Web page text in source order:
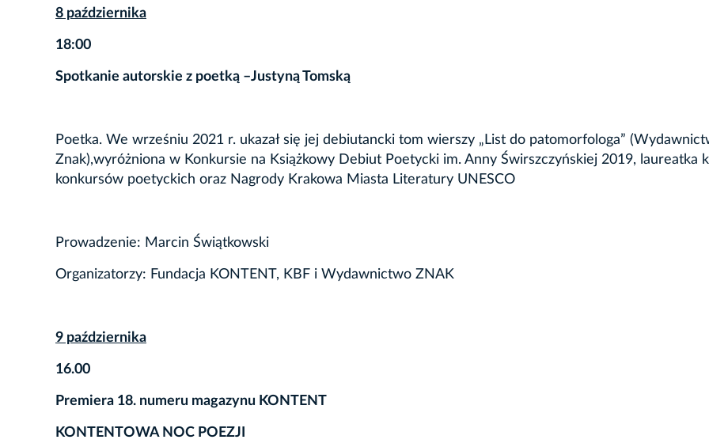
8 października
18:00
Spotkanie autorskie z poetką –Justyną Tomską
Poetka. We wrześniu 2021 r. ukazał się jej debiutancki tom wierszy „List do patomorfologa”
Znak),wyróżniona w Konkursie na Książkowy Debiut Poetycki im. Anny Świrszczyńskiej 2019, laureatka
konkursów poetyckich oraz Nagrody Krakowa Miasta Literatury UNESCO
Prowadzenie: Marcin Świątkowski
Organizatorzy: Fundacja KONTENT, KBF i Wydawnictwo ZNAK
9 października
16.00
Premiera 18. numeru magazynu KONTENT
KONTENTOWA NOC POEZJI